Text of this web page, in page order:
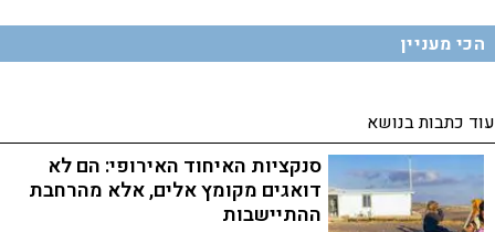
הכי מעניין
עוד כתבות בנושא
סנקציות האיחוד האירופי: הם לא
דואגים מקומץ אלים, אלא מהרחבת
ההתיישבות